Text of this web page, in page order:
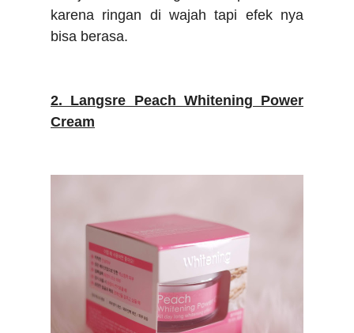
karena ringan di wajah tapi efek nya
bisa berasa.
2. Langsre Peach Whitening Power
Cream